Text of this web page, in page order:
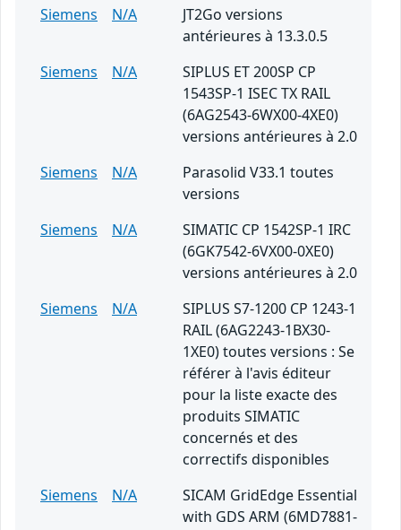
Siemens
N/A
JT2Go versions
antérieures à 13.3.0.5
Siemens
N/A
SIPLUS ET 200SP CP
1543SP-1 ISEC TX RAIL
(6AG2543-6WX00-4XE0)
versions antérieures à 2.0
Siemens
N/A
Parasolid V33.1 toutes
versions
Siemens
N/A
SIMATIC CP 1542SP-1 IRC
(6GK7542-6VX00-0XE0)
versions antérieures à 2.0
Siemens
N/A
SIPLUS S7-1200 CP 1243-1
RAIL (6AG2243-1BX30-
1XE0) toutes versions : Se
référer à l'avis éditeur
pour la liste exacte des
produits SIMATIC
concernés et des
correctifs disponibles
Siemens
N/A
SICAM GridEdge Essential
with GDS ARM (6MD7881-